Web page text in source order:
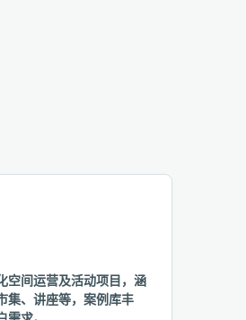
空间运营及活动项目，涵
集、讲座等，案例库丰